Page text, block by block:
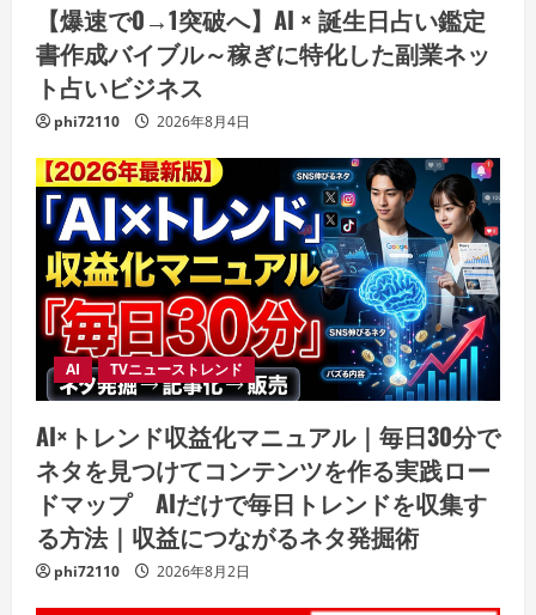
【爆速で0→1突破へ】AI × 誕生日占い鑑定
書作成バイブル～稼ぎに特化した副業ネッ
ト占いビジネス
phi72110 2026年8月4日
AI TVニューストレンド
AI×トレンド収益化マニュアル｜毎日30分で
ネタを見つけてコンテンツを作る実践ロー
ドマップ AIだけで毎日トレンドを収集す
る方法｜収益につながるネタ発掘術
phi72110 2026年8月2日